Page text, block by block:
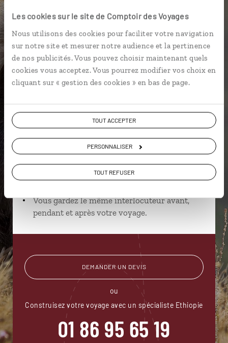
Les cookies sur le site de Comptoir des Voyages
Nous utilisons des cookies pour faciliter votre navigation
sur notre site et mesurer notre audience et la pertinence
de nos publicités. Vous pouvez choisir maintenant quels
cookies vous acceptez. Vous pourrez modifier vos choix en
cliquant sur « gestion des cookies » en bas de page.
TOUT ACCEPTER
PERSONNALISER
TOUT REFUSER
Cynthia,
spécialiste Ethiopie
Lire son interview
spécialistes
Ils sauront organiser votre itinéraire au plus
près de vos envies et de la réalité du pays.
connectés en agence, mais aussi par email ou
téléphone.
Vous gardez le même interlocuteur avant,
pendant et après votre voyage.
DEMANDER UN DEVIS
ou
Construisez votre voyage avec un spécialiste Ethiopie
01 86 95 65 19